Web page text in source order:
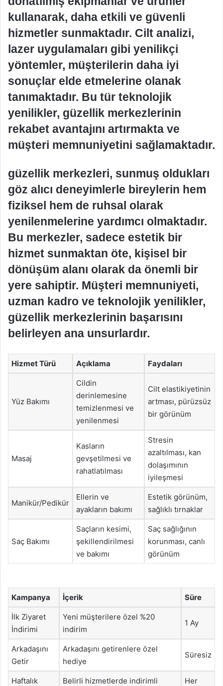
kullanarak, daha etkili ve güvenli
hizmetler sunmaktadır. Cilt analizi,
lazer uygulamaları gibi yenilikçi
yöntemler, müşterilerin daha iyi
sonuçlar elde etmelerine olanak
tanımaktadır. Bu tür teknolojik
yenilikler, güzellik merkezlerinin
rekabet avantajını artırmakta ve
müşteri memnuniyetini sağlamaktadır.
güzellik merkezleri, sunmuş oldukları
göz alıcı deneyimlerle bireylerin hem
fiziksel hem de ruhsal olarak
yenilenmelerine yardımcı olmaktadır.
Bu merkezler, sadece estetik bir
hizmet sunmaktan öte, kişisel bir
dönüşüm alanı olarak da önemli bir
yere sahiptir. Müşteri memnuniyeti,
uzman kadro ve teknolojik yenilikler,
güzellik merkezlerinin başarısını
belirleyen ana unsurlardır.
Hizmet Türü Açıklama Faydaları
Yüz Bakımı
Cildin
derinlemesine
temizlenmesi ve
yenilenmesi
Cilt elastikiyetinin
artması, pürüzsüz
bir görünüm
Masaj
Kasların
gevşetilmesi ve
rahatlatılması
Stresin
azaltılması, kan
dolaşımının
iyileşmesi
Manikür/Pedikür
Ellerin ve
ayakların bakımı
Estetik görünüm,
sağlıklı tırnaklar
Saç Bakımı
Saçların kesimi,
şekillendirilmesi
ve bakımı
Saç sağlığının
korunması, canlı
görünüm
Kampanya İçerik Süre
İlk Ziyaret
İndirimi
Yeni müşterilere özel %20
indirim
1 Ay
Arkadaşını
Getir
Arkadaşını getirenlere özel
hediye
Süresiz
Haftalık
Belirli hizmetlerde indirimli
Her